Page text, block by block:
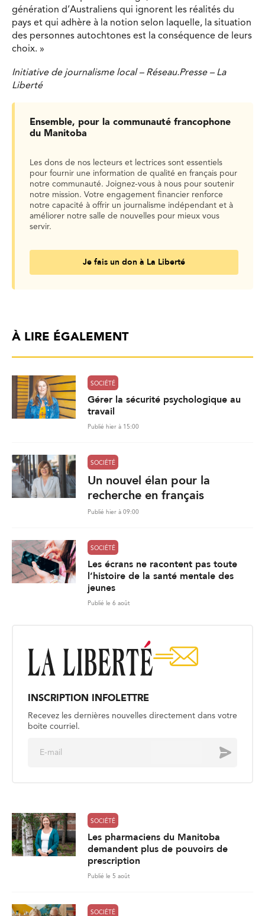
génération d’Australiens qui ignorent les réalités du
pays et qui adhère à la notion selon laquelle, la situation
des personnes autochtones est la conséquence de leurs
choix. »
Initiative de journalisme local – Réseau.Presse – La
Liberté
Ensemble, pour la communauté francophone
du Manitoba
Les dons de nos lecteurs et lectrices sont essentiels
pour fournir une information de qualité en français pour
notre communauté. Joignez-vous à nous pour soutenir
notre mission. Votre engagement financier renforce
notre capacité à offrir un journalisme indépendant et à
améliorer notre salle de nouvelles pour mieux vous
servir.
Je fais un don à La Liberté
À LIRE ÉGALEMENT
SOCIÉTÉ
Gérer la sécurité psychologique au
travail
Publié hier à 15:00
SOCIÉTÉ
Un nouvel élan pour la
recherche en français
Publié hier à 09:00
SOCIÉTÉ
Les écrans ne racontent pas toute
l’histoire de la santé mentale des
jeunes
Publié le 6 août
INSCRIPTION INFOLETTRE
Recevez les dernières nouvelles directement dans votre
boite courriel.
Envoyer
SOCIÉTÉ
Les pharmaciens du Manitoba
demandent plus de pouvoirs de
prescription
Publié le 5 août
SOCIÉTÉ